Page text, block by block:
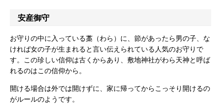
安産御守
お守りの中に入っている藁（わら）に、節があったら男の子、な
ければ女の子が生まれると言い伝えられている人気のお守りで
す。この珍しい信仰は古くからあり、敷地神社がわら天神と呼ば
れるのはこの信仰から。
開ける場合は外では開けずに、家に帰ってからこっそり開けるの
がルールのようです。